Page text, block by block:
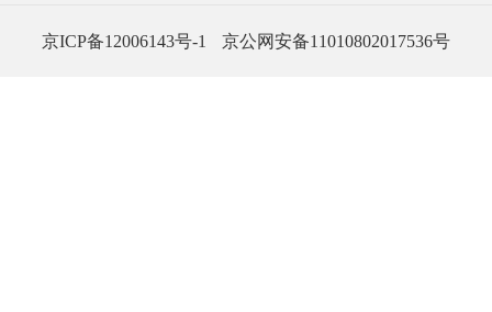
京ICP备12006143号-1 京公网安备11010802017536号